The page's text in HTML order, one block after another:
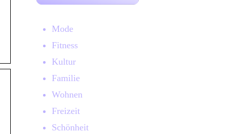
Mode
Fitness
Kultur
Familie
Wohnen
Freizeit
Schönheit